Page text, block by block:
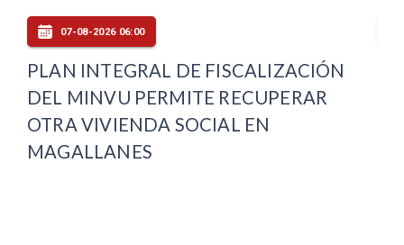
07-08-2026 06:00
PLAN INTEGRAL DE FISCALIZACIÓN
DEL MINVU PERMITE RECUPERAR
OTRA VIVIENDA SOCIAL EN
MAGALLANES